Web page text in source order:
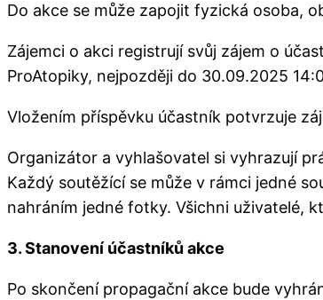
Do akce se může zapojit fyzická osoba,
Zájemci o akci registrují svůj zájem o
ProAtopiky, nejpozději do 30.09.2025
Vložením příspěvku účastník potvrzuje
Organizátor a vyhlašovatel si vyhrazují
Každý soutěžící se může v rámci jedné
nahráním jedné fotky. Všichni uživatelé,
3. Stanovení účastníků akce
Po skončení propagační akce bude